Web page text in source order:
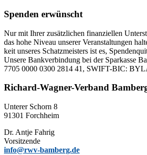
Spenden erwünscht
Nur mit Ih­rer zu­sätz­li­chen fi­nan­zi­el­len
das hohe Ni­veau un­se­rer Ver­an­stal­tun­gen
keit un­se­res Schatz­meis­ters ist es,
Un­se­re Bank­ver­bin­dung bei der Spar­kas­se
7705 0000 0300 2814 41, SWIFT-BIC:
Richard-Wagner-Verband
Un­te­rer Schorn 8
91301 Forchheim
Dr. Ant­je Fahrig
Vorsitzende
info@rwv-bamberg.de